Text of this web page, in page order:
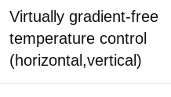
Virtually gradient-free
temperature control
(horizontal,vertical)